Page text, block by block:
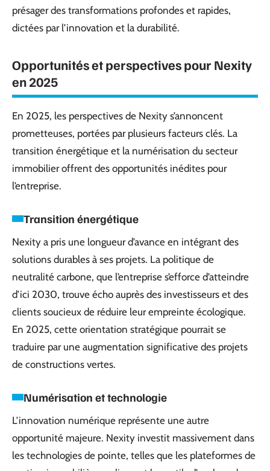
présager des transformations profondes et rapides,
dictées par l’innovation et la durabilité.
Opportunités et perspectives pour Nexity
en 2025
En 2025, les perspectives de Nexity s’annoncent
prometteuses, portées par plusieurs facteurs clés. La
transition énergétique et la numérisation du secteur
immobilier offrent des opportunités inédites pour
l’entreprise.
Transition énergétique
Nexity a pris une longueur d’avance en intégrant des
solutions durables à ses projets. La politique de
neutralité carbone, que l’entreprise s’efforce d’atteindre
d’ici 2030, trouve écho auprès des investisseurs et des
clients soucieux de réduire leur empreinte écologique.
En 2025, cette orientation stratégique pourrait se
traduire par une augmentation significative des projets
de constructions vertes.
Numérisation et technologie
L’innovation numérique représente une autre
opportunité majeure. Nexity investit massivement dans
les technologies de pointe, telles que les plateformes de